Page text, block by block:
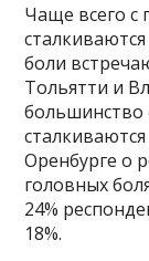
Чаще всего
боли
Тольятти и
большинство
Оренбурге о
головных
24%
18%.